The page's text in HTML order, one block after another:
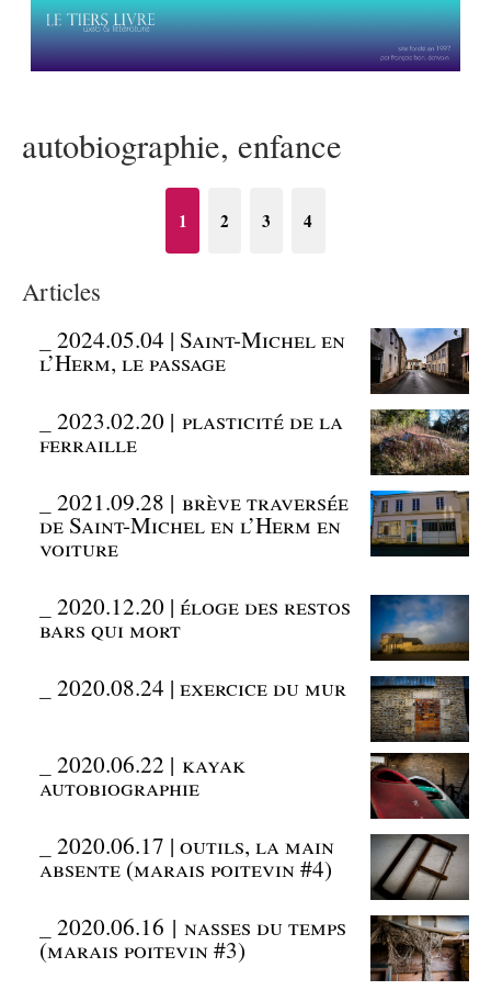
autobiographie, enfance
1 2 3 4
Articles
_2024.05.04 | Saint-Michel en
l’Herm, le passage
_2023.02.20 | plasticité de la
ferraille
_2021.09.28 | brève traversée
de Saint-Michel en l’Herm en
voiture
_2020.12.20 | éloge des restos
bars qui mort
_2020.08.24 | exercice du mur
_2020.06.22 | kayak
autobiographie
_2020.06.17 | outils, la main
absente (marais poitevin #4)
_2020.06.16 | nasses du temps
(marais poitevin #3)